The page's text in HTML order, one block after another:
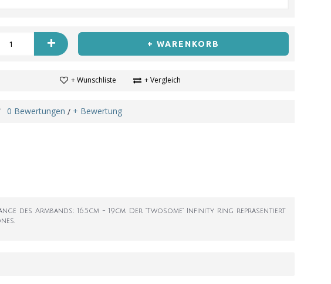
+ + WARENKORB
+ Wunschliste + Vergleich
0 Bewertungen / + Bewertung
des Armbands: 16.5cm - 19cm. Der "Twosome" Infinity Ring repräsentiert